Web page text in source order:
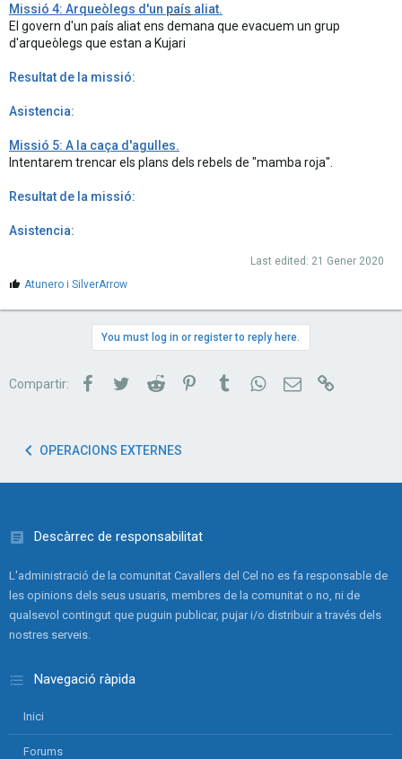
Missió 4: Arqueòlegs d'un país aliat.
El govern d'un país aliat ens demana que evacuem un grup
d'arqueòlegs que estan a Kujari
Resultat de la missió:
Asistencia:
Missió 5: A la caça d'agulles.
Intentarem trencar els plans dels rebels de "mamba roja".
Resultat de la missió:
Asistencia:
Last edited: 21 Gener 2020
M
a
e
Atunero iSilverArrow
You must log in or register to reply here.
Compartir: FacebookTwitterReddit PinterestTumblrWhatsAppCorreu electrònic
OPERACIONS EXTERNES
Descàrrec de responsabilitat
L'administració de la comunitat Cavallers del Cel no es fa responsable de
les opinions dels seus usuaris, membres de la comunitat o no, ni de
qualsevol contingut que puguin publicar, pujar i/o distribuir a través dels
nostres serveis.
Navegació ràpida
Inici
Forums